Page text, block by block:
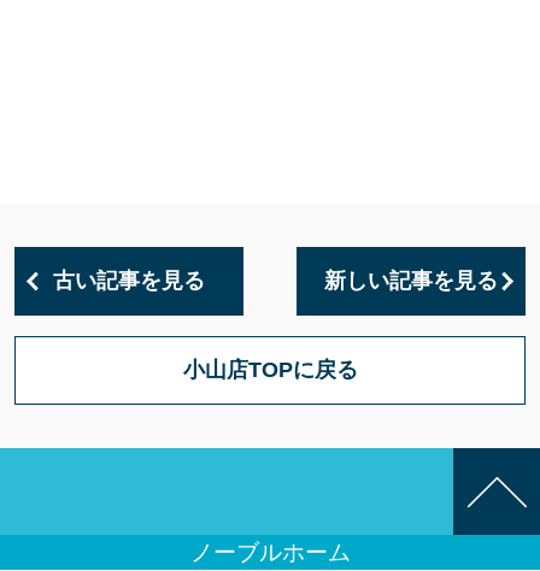
古い記事を見る 新しい記事を見る
小山店TOPに戻る
ノーブルホーム